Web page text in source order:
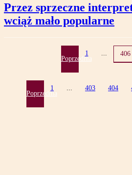
Przez sprzeczne
wciąż mało popularne
Poprzednia
1 406
Poprzednia
1 403 404